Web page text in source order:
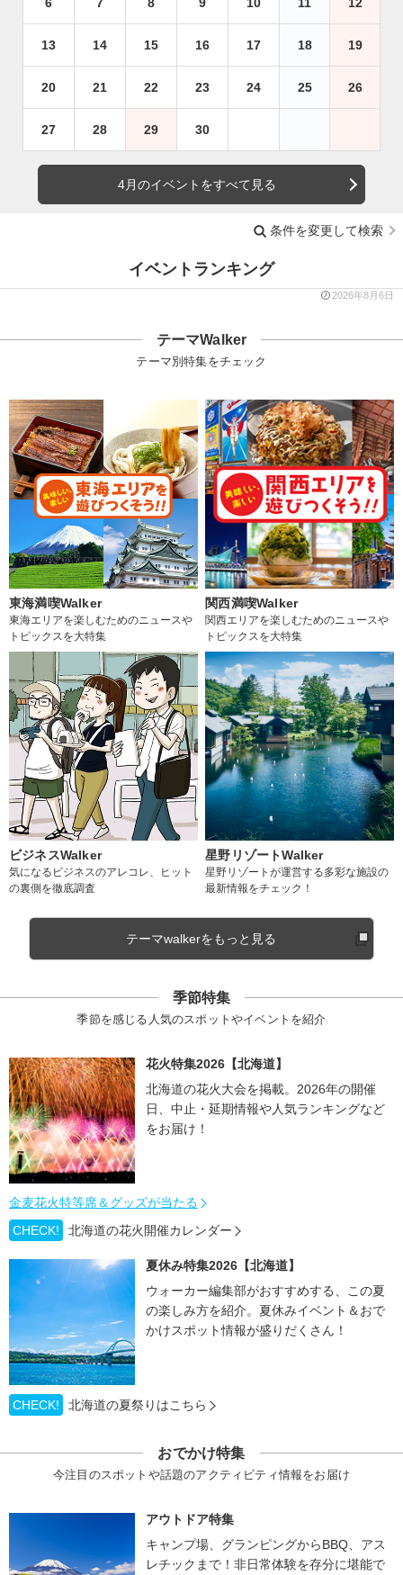
13 14 15 16 17 18 19
20 21 22 23 24 25 26
27 28 29 30
4月のイベントをすべて見る
条件を変更して検索
イベントランキング
2026年8月6日
テーマWalker
テーマ別特集をチェック
東海満喫Walker
東海エリアを楽しむためのニュースや
トピックスを大特集
関西満喫Walker
関西エリアを楽しむためのニュースや
トピックスを大特集
ビジネスWalker
気になるビジネスのアレコレ、ヒット
の裏側を徹底調査
星野リゾートWalker
星野リゾートが運営する多彩な施設の
最新情報をチェック！
テーマwalkerをもっと見る
季節特集
季節を感じる人気のスポットやイベントを紹介
花火特集2026【北海道】
北海道の花火大会を掲載。2026年の開催
日、中止・延期情報や人気ランキングなど
をお届け！
金麦花火特等席＆グッズが当たる
CHECK!
北海道の花火開催カレンダー
夏休み特集2026【北海道】
ウォーカー編集部がおすすめする、この夏
の楽しみ方を紹介。夏休みイベント＆おで
かけスポット情報が盛りだくさん！
CHECK! 北海道の夏祭りはこちら
おでかけ特集
今注目のスポットや話題のアクティビティ情報をお届け
アウトドア特集
キャンプ場、グランピングからBBQ、アス
レチックまで！非日常体験を存分に堪能で